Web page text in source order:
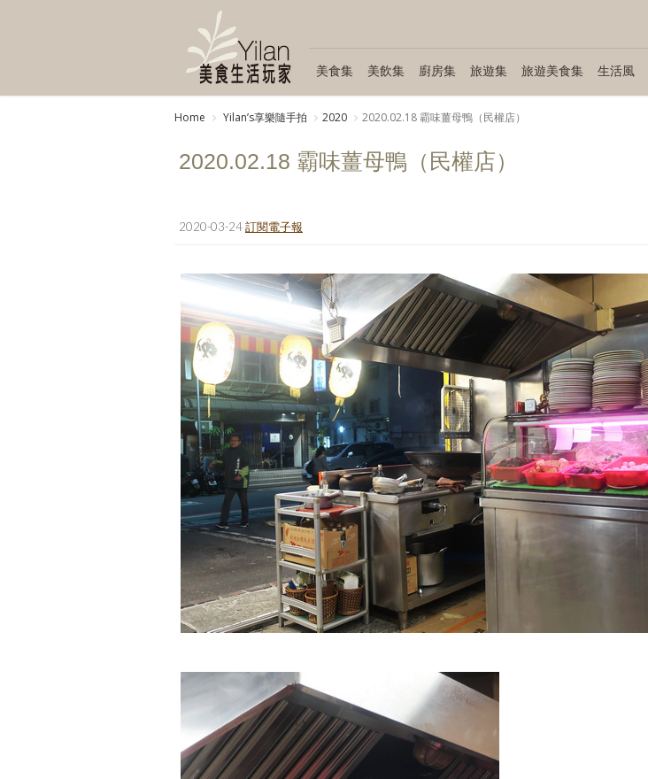
美食集 美飲集 廚房集 旅遊集 旅遊美食集 生活風
Home Yilanʼs享樂隨手拍 2020 2020.02.18 霸味薑母鴨（民權店）
2020.02.18 霸味薑母鴨（民權店）
2020-03-24訂閱電子報